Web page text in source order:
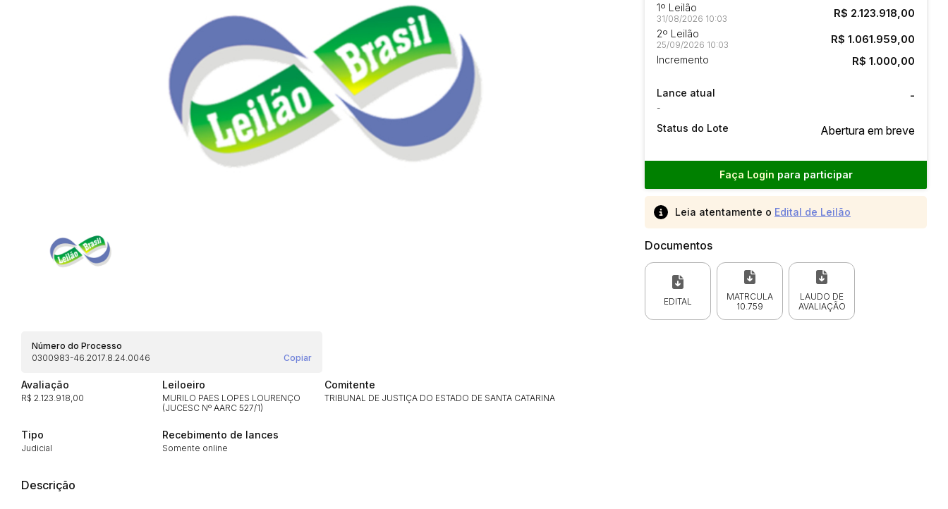
1º Leilão
31/08/2026 10:03 R$ 2.123.918,00
2º Leilão
25/09/2026 10:03 R$ 1.061.959,00
Incremento R$ 1.000,00
Lance atual
-
-
Status do Lote Abertura em breve
Faça Login para participar
Leia atentamente o Edital de Leilão
Documentos
EDITAL
MATRCULA
10.759
LAUDO DE
AVALIAÇÃO
Número do Processo
0300983-46.2017.8.24.0046
Copiar
Avaliação
R$ 2.123.918,00
Leiloeiro
MURILO PAES LOPES LOURENÇO
(JUCESC Nº AARC 527/1)
Comitente
TRIBUNAL DE JUSTIÇA DO ESTADO DE SANTA CATARINA
Tipo
Judicial
Recebimento de lances
Somente online
Descrição
Habilite-se para efetuar lances ou propostas